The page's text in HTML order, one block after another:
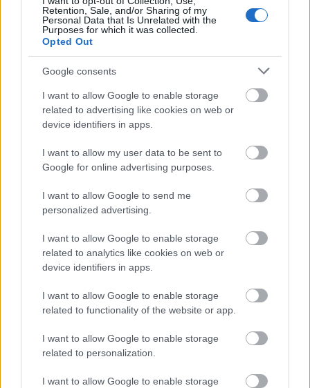
Retention, Sale, and/or Sharing of my
Personal Data that Is Unrelated with the
Purposes for which it was collected.
Opted Out
Google consents
I want to allow Google to enable storage
related to advertising like cookies on web or
device identifiers in apps.
I want to allow my user data to be sent to
Google for online advertising purposes.
I want to allow Google to send me
personalized advertising.
I want to allow Google to enable storage
related to analytics like cookies on web or
device identifiers in apps.
I want to allow Google to enable storage
related to functionality of the website or app.
I want to allow Google to enable storage
related to personalization.
I want to allow Google to enable storage
DVD-n kapható, angol hangsávval és angol felirattal,
akárcsak az azonos című hadtörténelmi kötet.
Tisztelgés az elfeledett hősök előtt.
Értékelés: 8/10
Beneath Hill 60
Paramount 2010
Háborús dráma (122 perc)
Rendező: Jeremy Sims
Zene: Cezary Skubiszewski